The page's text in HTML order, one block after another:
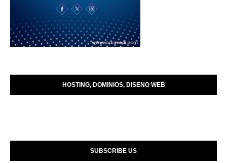
HOSTING, DOMINIOS, DISENO WEB
SUBSCRIBE US